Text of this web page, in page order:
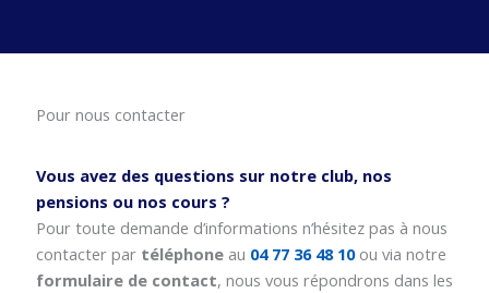
Pour nous contacter
Vous avez des questions sur notre club, nos
pensions ou nos cours ?
Pour toute demande d’informations n’hésitez pas à nous
contacter par téléphoneau 04 77 36 48 10 ou via notre
formulaire de contact, nous vous répondrons dans les